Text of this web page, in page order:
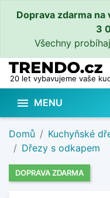
Doprava zdarma
3
Všechny
20 let vybavujeme vaše
 MENU
Domů Kuchyňské
Dřezy s odkapem
DOPRAVA ZDARMA